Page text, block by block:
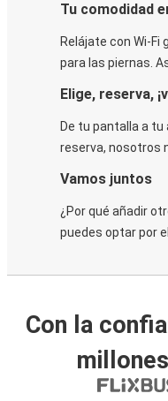
Tu comodidad
Relájate con Wi-
para las piernas.
Elige, reserva,
De tu pantalla a
reserva, nosotros
Vamos juntos
¿Por qué añadir
puedes optar por
Con la